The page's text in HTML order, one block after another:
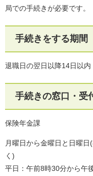
局での手続きが必要です。
手続きをする期間
退職日の翌日以降14日以内
手続きの窓口・受
保険年金課
月曜日から金曜日と日曜
く)
平日：午前8時30分から